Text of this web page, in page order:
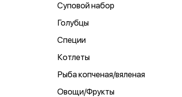
Суповой набор
Голубцы
Специи
Котлеты
Рыба копченая/вяленая
Овощи/Фрукты